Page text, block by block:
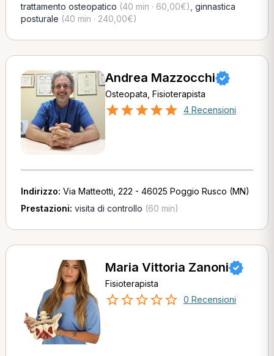
trattamento osteopatico (40 min · 60,00€) ginnastica
posturale (40 min · 240,00€)
Andrea Mazzocchi
Osteopata, Fisioterapista
4 Recensioni
Indirizzo: Via Matteotti, 222 - 46025 Poggio Rusco (MN)
Prestazioni: visita di controllo (60 min)
Maria Vittoria Zanoni
Fisioterapista
0 Recensioni